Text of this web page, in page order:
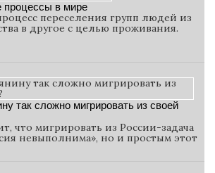
процессы в мире
переселения групп людей из
в другое с целью проживания.
так сложно мигрировать из своей
что мигрировать из России-задача
невыполнима», но и простым этот